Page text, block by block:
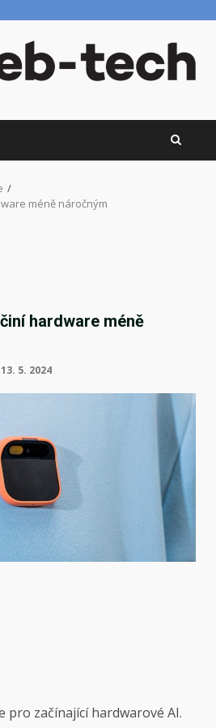
méně náročným
hardware méně
13. 5. 2024
pro začínající hardwarové AI.